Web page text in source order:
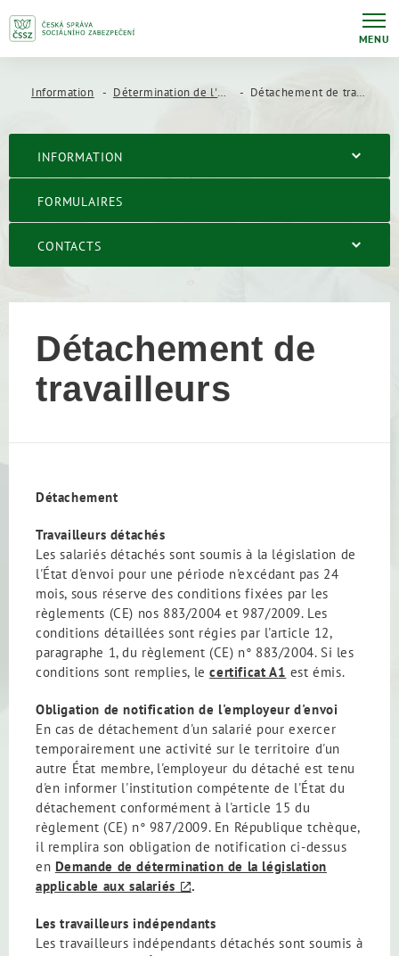
MENU
Information Détermination de l'Etat d’assurance, formulaire A1, detachement Détachement de travailleurs
INFORMATION
FORMULAIRES
CONTACTS
Détachement de
travailleurs
Détachement
Travailleurs détachés
Les salariés détachés sont soumis à la législation de
l'État d'envoi pour une période n'excédant pas 24
mois, sous réserve des conditions fixées par les
règlements (CE) nos 883/2004 et 987/2009. Les
conditions détaillées sont régies par l'article 12,
paragraphe 1, du règlement (CE) n° 883/2004. Si les
conditions sont remplies, lecertificat A1 est émis.
Obligation de notification de l'employeur d'envoi
En cas de détachement d'un salarié pour exercer
temporairement une activité sur le territoire d'un
autre État membre, l'employeur du détaché est tenu
d'en informer l'institution compétente de l'État du
détachement conformément à l'article 15 du
règlement (CE) n° 987/2009. En République tchèque,
il remplira son obligation de notification ci-dessus
en Demande de détermination de la législation
applicable aux salariés
.
Les travailleurs indépendants
Les travailleurs indépendants détachés sont soumis à